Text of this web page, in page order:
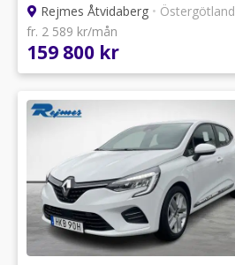
Rejmes Åtvidaberg • Östergötland
fr. 2 589 kr/mån
159 800 kr